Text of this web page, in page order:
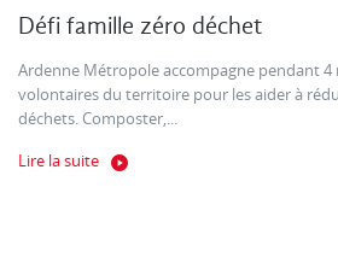
Défi famille zéro déchet
Ardenne Métropole accompagne pendant 4
volontaires du territoire pour les aider à
déchets. Composter,...
Lire la suite